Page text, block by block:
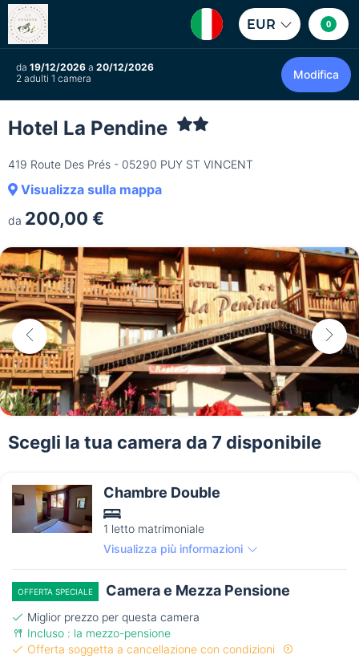
EUR 0
da 19/12/2026 a 20/12/2026
2 adulti 1 camera
Modifica
Hotel La Pendine
419 Route Des Prés - 05290 PUY ST VINCENT
Visualizza sulla mappa
da 200,00 €
Scegli la tua camera da 7 disponibile
Chambre Double
1 letto matrimoniale
Visualizza più informazioni
OFFERTA SPECIALE Camera e Mezza Pensione
Miglior prezzo per questa camera
Incluso : la mezzo-pensione
Offerta soggetta a cancellazione con condizioni